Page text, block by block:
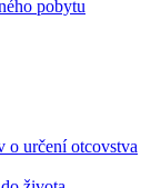
pobytu
o určení otcovstva